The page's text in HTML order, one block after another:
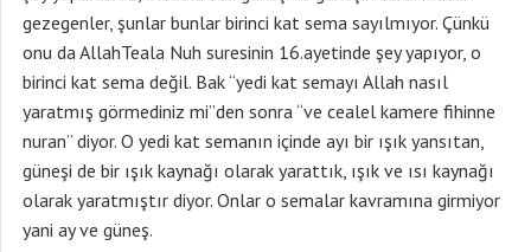
gezegenler, şunlar bunlar birinci kat sema sayılmıyor. Çünkü
onu da AllahTeala Nuh suresinin 16.ayetinde şey yapıyor, o
birinci kat sema değil. Bak “yedi kat semayı Allah nasıl
yaratmış görmediniz mi”den sonra “ve cealel kamere fihinne
nuran” diyor. O yedi kat semanın içinde ayı bir ışık yansıtan,
güneşi de bir ışık kaynağı olarak yarattık, ışık ve ısı kaynağı
olarak yaratmıştır diyor. Onlar o semalar kavramına girmiyor
yani ay ve güneş.